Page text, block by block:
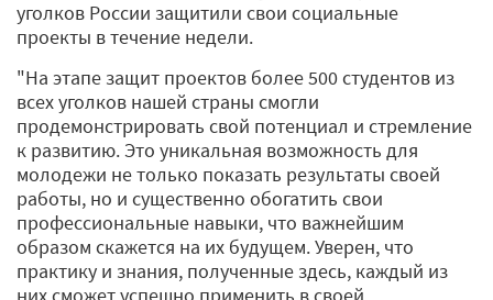
уголков России защитили свои социальные
проекты в течение недели.
"На этапе защит проектов более 500 студентов из
всех уголков нашей страны смогли
продемонстрировать свой потенциал и стремление
к развитию. Это уникальная возможность для
молодежи не только показать результаты своей
работы, но и существенно обогатить свои
профессиональные навыки, что важнейшим
образом скажется на их будущем. Уверен, что
практику и знания, полученные здесь, каждый из
них сможет успешно применить в своей